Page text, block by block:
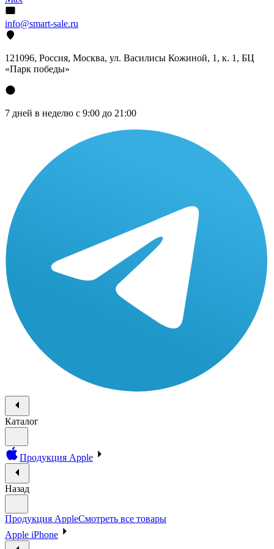
info@smart-sale.ru
121096, Россия, Москва, ул. Василисы Кожиной, 1, к. 1, БЦ
«Парк победы»
7 дней в неделю с 9:00 до 21:00
Каталог
Продукция Apple
Назад
Продукция AppleСмотреть все товары
Apple iPhone